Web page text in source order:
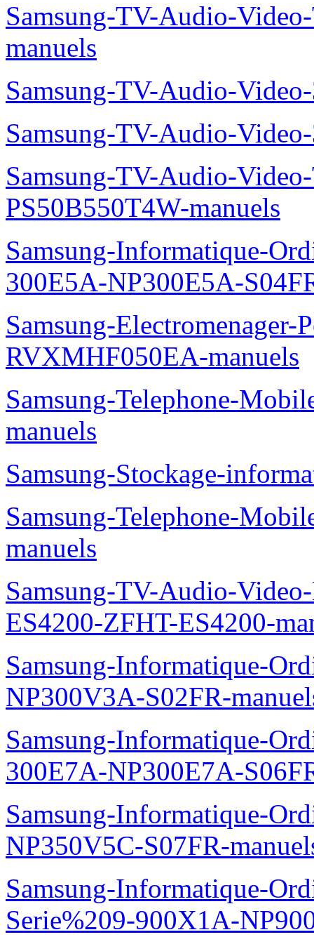
Samsung-TV-Audio-
manuels
Samsung-TV-Audio-
Samsung-TV-Audio-
Samsung-TV-Audio-
PS50B550T4W-manuels
Samsung-Informatique-
300E5A-NP300E5A-
Samsung-
RVXMHF050EA-manuels
Samsung-Telephone-
manuels
Samsung-Stockage-
Samsung-Telephone-
manuels
Samsung-TV-Audio-
ES4200-ZFHT-ES4200-
Samsung-Informatique-
NP300V3A-S02FR-
Samsung-Informatique-
300E7A-NP300E7A-
Samsung-Informatique-
NP350V5C-S07FR-
Samsung-Informatique-
Serie%209-900X1A-